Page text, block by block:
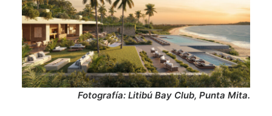
Search
Fotografía: Litibú Bay Club, Punta Mita.